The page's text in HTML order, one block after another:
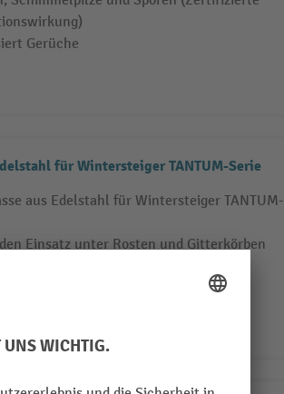
Gerüche
für Wintersteiger TANTUM-Serie
aus Edelstahl für Wintersteiger TANTUM-
Einsatz unter Rosten und Gitterkörben